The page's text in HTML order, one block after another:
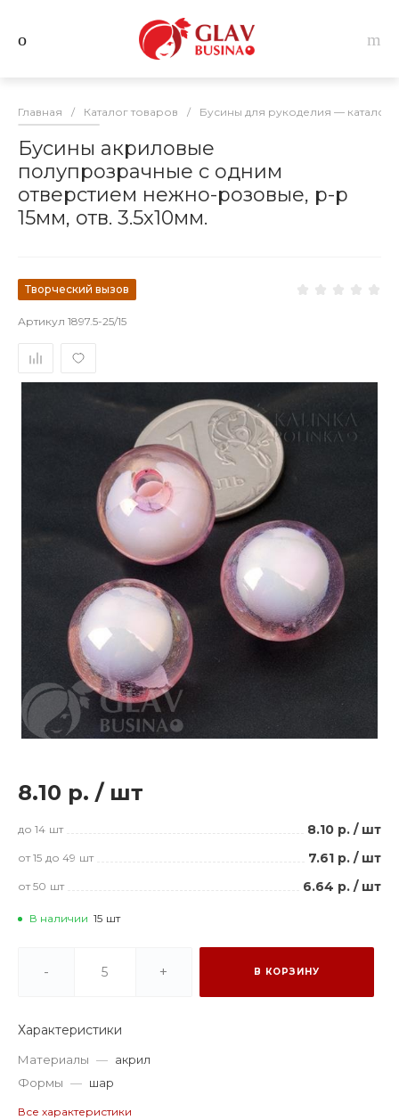
Главная / Каталог товаров / Бусины для рукоделия — каталог
Бусины акриловые
полупрозрачные с одним
отверстием нежно-розовые, р-р
15мм, отв. 3.5х10мм.
Творческий вызов
Артикул 1897.5-25/15
8.10 р. / шт
до 14 шт 8.10 р. / шт
от 15 до 49 шт 7.61 р. / шт
от 50 шт 6.64 р. / шт
В наличии 15 шт
- + В КОРЗИНУ
Характеристики
Материалы — акрил
Формы — шар
Все характеристики